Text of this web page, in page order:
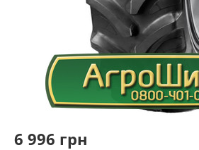
6 996 грн